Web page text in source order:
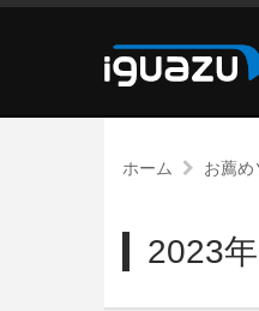
ホーム お薦め
2023